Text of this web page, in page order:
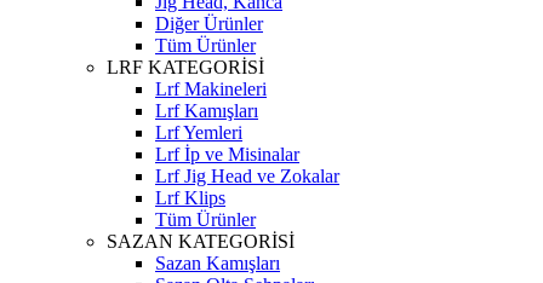
Diğer Ürünler
Tüm Ürünler
LRF KATEGORİSİ
Lrf Makineleri
Lrf Kamışları
Lrf Yemleri
Lrf İp ve Misinalar
Lrf Jig Head ve Zokalar
Lrf Klips
Tüm Ürünler
SAZAN KATEGORİSİ
Sazan Kamışları